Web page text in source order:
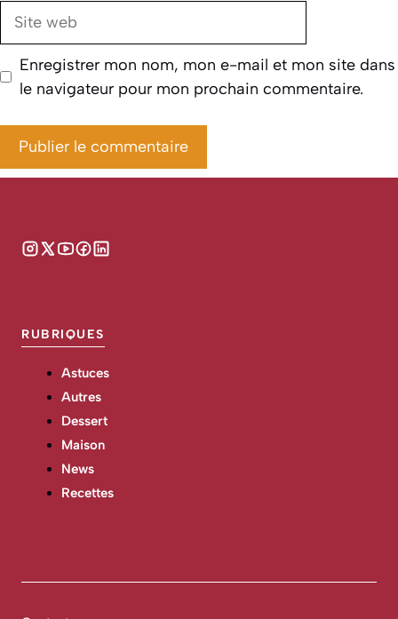
Site
Enregistrer mon nom, mon e-mail et mon site dans
le navigateur pour mon prochain commentaire.
RUBRIQUES
Astuces
Autres
Dessert
Maison
News
Recettes